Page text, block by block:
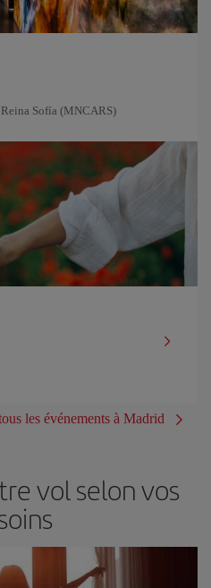
Sofía (MNCARS)
les événements à Madrid
vol selon vos